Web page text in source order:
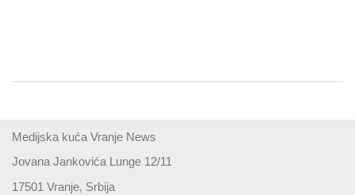
Medijska kuća Vranje News
Jovana Jankovića Lunge 12/11
17501 Vranje, Srbija